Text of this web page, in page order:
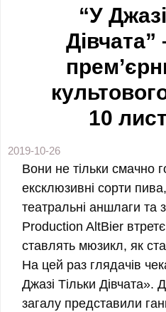
“У
Дівчата”
10
2019-10-26
Вони не тільки смачно
ексклюзивні сорти
театральні аншлаги та
Production AltBier втретє
ставлять мюзикл, як
На цей раз глядачів
Джазі Тільки Дівчата».
загалу представили